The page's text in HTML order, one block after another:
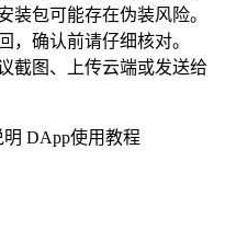
装包可能存在伪装风险。
，确认前请仔细核对。
截图、上传云端或发送给
DApp使用教程